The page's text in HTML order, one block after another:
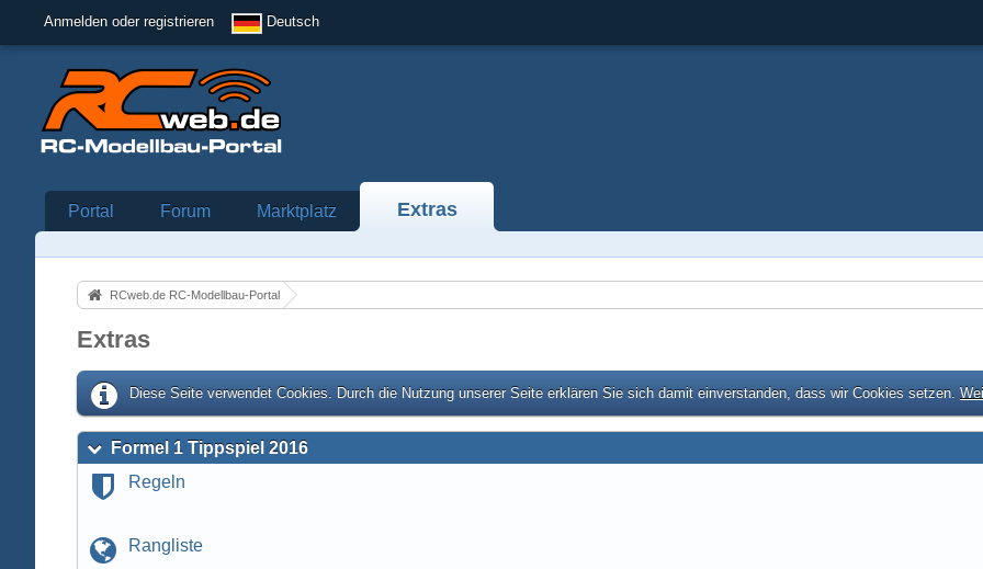
Anmelden oder registrieren Deutsch
Portal Forum Marktplatz Extras
RCweb.de RC-Modellbau-Portal
Extras
Diese Seite verwendet Cookies. Durch die Nutzung unserer Seite erklären Sie sich damit einverstanden, dass wir Cookies setzen.
Formel 1 Tippspiel 2016
Regeln
Rangliste